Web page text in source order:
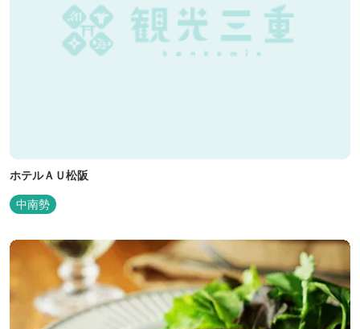
ホテルＡＵ松阪
中南勢